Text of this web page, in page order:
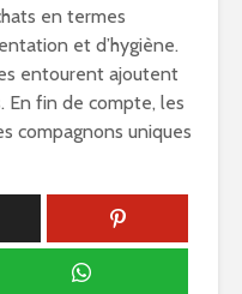
en termes
et d’hygiène.
entourent ajoutent
En fin de compte, les
compagnons uniques